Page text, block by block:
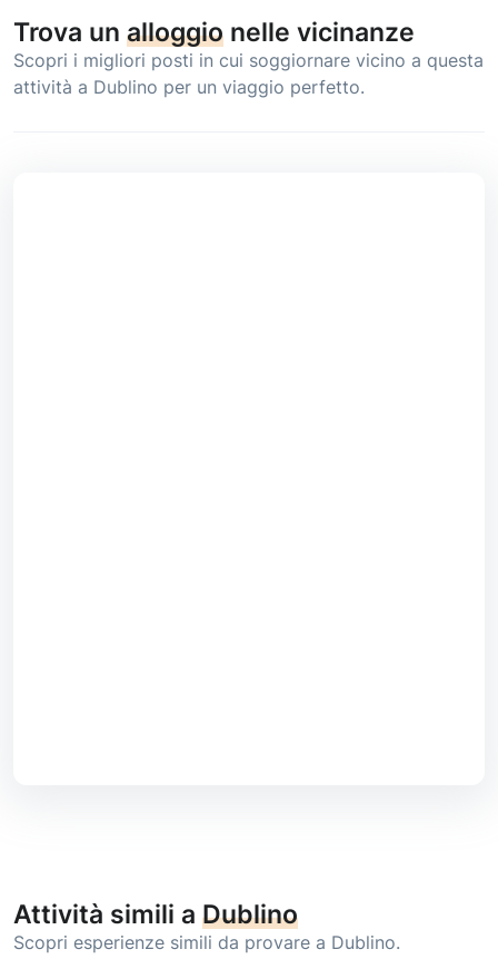
Trova un alloggio nelle vicinanze
Scopri i migliori posti in cui soggiornare vicino a questa
attività a Dublino per un viaggio perfetto.
Attività simili a Dublino
Scopri esperienze simili da provare a Dublino.